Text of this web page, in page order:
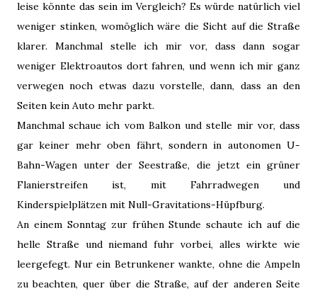
leise könnte das sein im Vergleich? Es würde natürlich viel
weniger stinken, womöglich wäre die Sicht auf die Straße
klarer. Manchmal stelle ich mir vor, dass dann sogar
weniger Elektroautos dort fahren, und wenn ich mir ganz
verwegen noch etwas dazu vorstelle, dann, dass an den
Seiten kein Auto mehr parkt.
Manchmal schaue ich vom Balkon und stelle mir vor, dass
gar keiner mehr oben fährt, sondern in autonomen U-
Bahn-Wagen unter der Seestraße, die jetzt ein grüner
Flanierstreifen ist, mit Fahrradwegen und
Kinderspielplätzen mit Null-Gravitations-Hüpfburg.
An einem Sonntag zur frühen Stunde schaute ich auf die
helle Straße und niemand fuhr vorbei, alles wirkte wie
leergefegt. Nur ein Betrunkener wankte, ohne die Ampeln
zu beachten, quer über die Straße, auf der anderen Seite